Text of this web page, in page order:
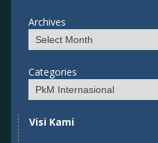
Archives
Categories
Visi Kami